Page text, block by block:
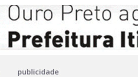
publicidade